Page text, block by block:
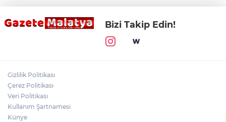
Bizi Takip Edin!
Gizlilik Politikası
Çerez Politikası
Veri Politikası
Kullanım Şartnamesi
Künye